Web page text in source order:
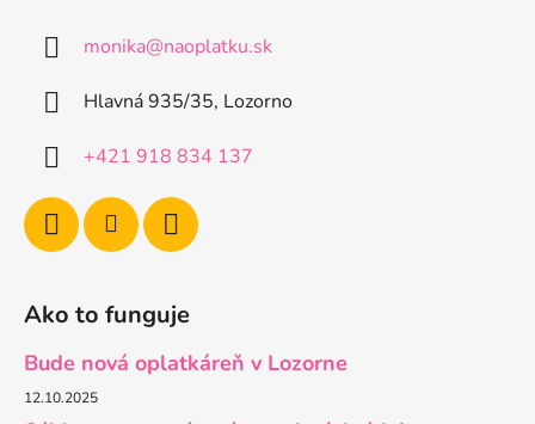
monika@naoplatku.sk
Hlavná 935/35, Lozorno
+421 918 834 137
Ako to funguje
Bude nová oplatkáreň v Lozorne
12.10.2025